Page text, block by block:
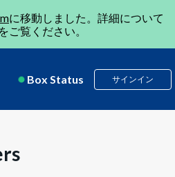
に移動しました。詳細について
をご覧ください。
Box Status サインイン